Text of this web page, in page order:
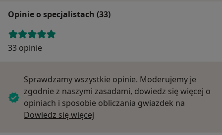
Opinie o specjalistach (33)
33 opinie
Sprawdzamy wszystkie opinie. Moderujemy je
zgodnie z naszymi zasadami, dowiedz się więcej o
opiniach i sposobie obliczania gwiazdek na
Dowiedz się więcej